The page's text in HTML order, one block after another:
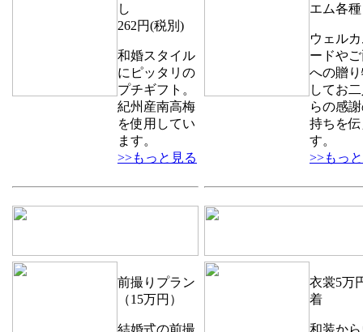
し
262円(税別)
和婚スタイル
にピッタリの
プチギフト。
紀州産南高梅
を使用してい
ます。
>>もっと見る
エム各種
ウェル
ードや
への贈
してお
らの感
持ちを
す。
>>もっ
前撮りプラン
（15万円）
結婚式の前撮
衣裳5万
着
和装か